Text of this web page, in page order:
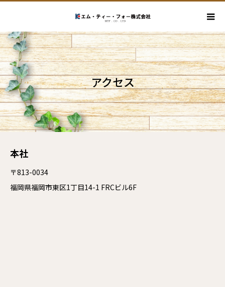
アクセス
本社
〒813-0034
福岡県福岡市東区1丁目14-1 FRCビル6F